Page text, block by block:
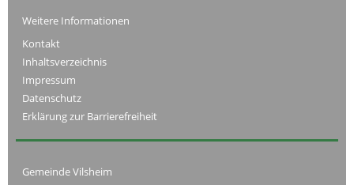
Weitere Informationen
Kontakt
Inhaltsverzeichnis
Impressum
Datenschutz
Erklärung zur Barrierefreiheit
Gemeinde Vilsheim